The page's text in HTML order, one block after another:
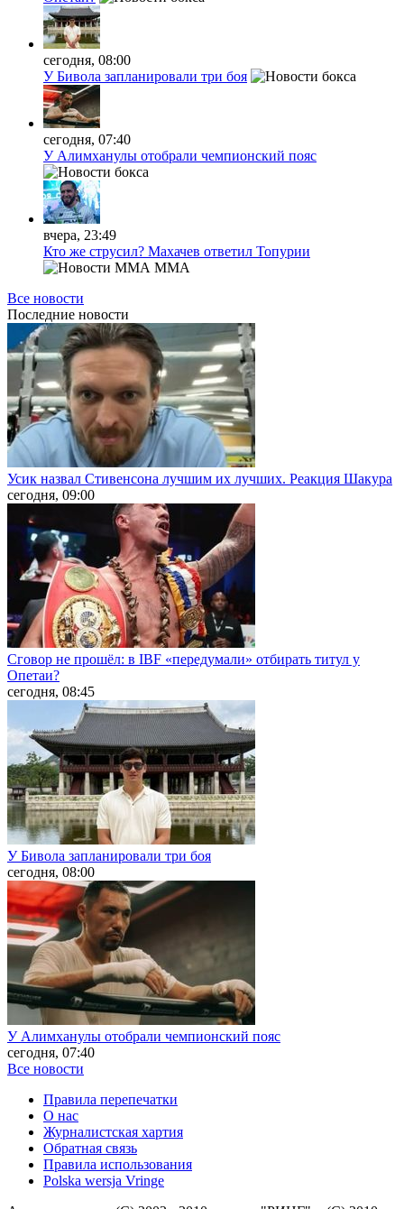
сегодня, 08:00
У Бивола запланировали три боя
сегодня, 07:40
У Алимханулы отобрали чемпионский пояс
вчера, 23:49
Кто же струсил? Махачев ответил Топурии
MMA
Все новости
Последние новости
Усик назвал Стивенсона лучшим их лучших. Реакция Шакура
сегодня, 09:00
Сговор не прошёл: в IBF «передумали» отбирать титул у
Опетаи?
сегодня, 08:45
У Бивола запланировали три боя
сегодня, 08:00
У Алимханулы отобрали чемпионский пояс
сегодня, 07:40
Все новости
Правила перепечатки
О нас
Журналистская хартия
Обратная связь
Правила использования
Polska wersja Vringe